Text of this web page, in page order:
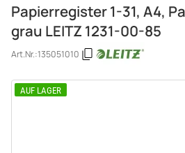
Papierregister 1-31, A4,
grau LEITZ 1231-00-85
Art.Nr.:135051010
AUF LAGER